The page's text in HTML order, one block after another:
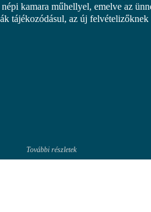
kamara műhellyel, emelve az
tájékozódásul, az új felvételizőknek
További részletek